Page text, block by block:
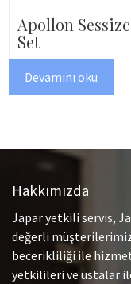
Apollon
Set
Devamını oku
Hakkımızda
Japar yetkili servis,
değerli
becerikliliği ile
yetkilileri ve ustalar